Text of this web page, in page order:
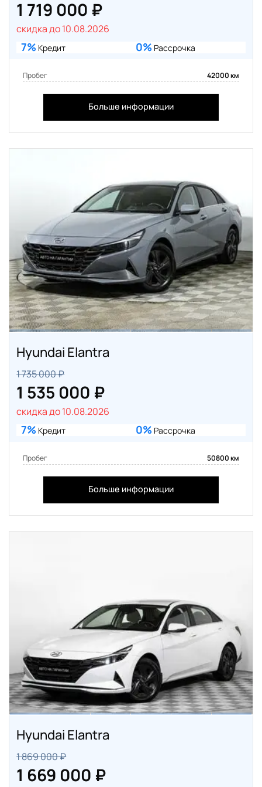
1 719 000 ₽
скидка до 10.08.2026
7% Кредит 0% Рассрочка
Пробег 42000 км
Больше информации
Hyundai Elantra
1 735 000 ₽
1 535 000 ₽
скидка до 10.08.2026
7% Кредит 0% Рассрочка
Пробег 50800 км
Больше информации
Hyundai Elantra
1 869 000 ₽
1 669 000 ₽